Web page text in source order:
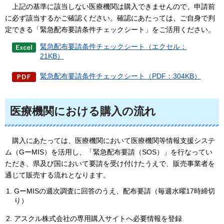
上記の基準に該当しない医療機関は購入できませんので、申請前
に必ず該当するかご確認ください。確認にあたっては、ご自身で判
定できる「緊急配布要請条件チェックシート」をご活用ください。
緊急配布要請条件チェックシート（エクセル：
21KB）
緊急配布要請条件チェックシート（PDF：304KB）
医療機関における購入の流れ
購入にあたっては、医療機関において医療機関等情報支援システ
ム（GーMIS）を活用し、「緊急配布要請（SOS）」を行なってい
ただき、県及び国において要請を受け付けたうえで、販売事業者を
通じて販売する流れとなります。
GーMISの週次調査に回答のうえ、配布要請（毎週水曜17時締切
り）
アスクル株式会社の専用購入サイトへ必要情報を登録